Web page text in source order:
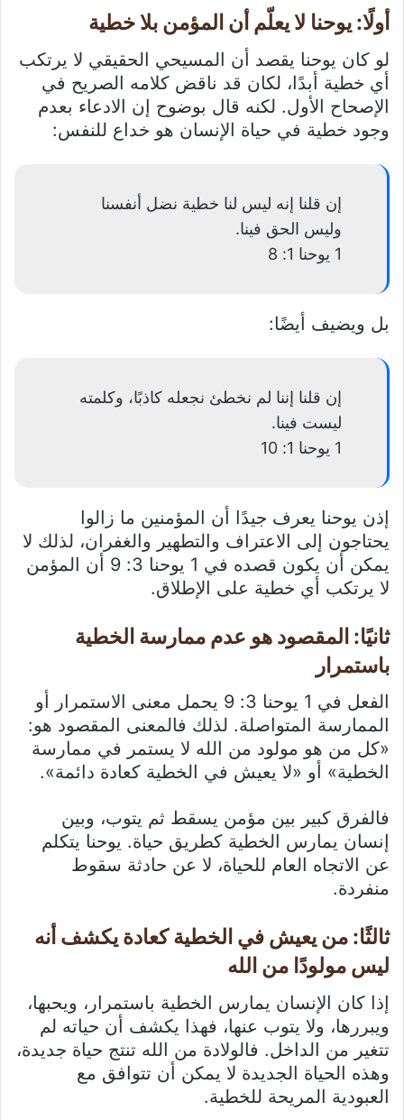
أولًا: يوحنا لا يعلّم أن المؤمن بلا خطية
لو كان يوحنا يقصد أن المسيحي الحقيقي لا يرتكب
أي خطية أبدًا، لكان قد ناقض كلامه الصريح في
الإصحاح الأول. لكنه قال بوضوح إن الادعاء بعدم
وجود خطية في حياة الإنسان هو خداع للنفس:
إن قلنا إنه ليس لنا خطية نضل أنفسنا
وليس الحق فينا.
1 يوحنا 1: 8
بل ويضيف أيضًا:
إن قلنا إننا لم نخطئ نجعله كاذبًا، وكلمته
ليست فينا.
1 يوحنا 1: 10
إذن يوحنا يعرف جيدًا أن المؤمنين ما زالوا
يحتاجون إلى الاعتراف والتطهير والغفران، لذلك لا
يمكن أن يكون قصده في 1 يوحنا 3: 9 أن المؤمن
لا يرتكب أي خطية على الإطلاق.
ثانيًا: المقصود هو عدم ممارسة الخطية
باستمرار
الفعل في 1 يوحنا 3: 9 يحمل معنى الاستمرار أو
الممارسة المتواصلة. لذلك فالمعنى المقصود هو:
«كل من هو مولود من الله لا يستمر في ممارسة
الخطية» أو «لا يعيش في الخطية كعادة دائمة».
فالفرق كبير بين مؤمن يسقط ثم يتوب، وبين
إنسان يمارس الخطية كطريق حياة. يوحنا يتكلم
عن الاتجاه العام للحياة، لا عن حادثة سقوط
منفردة.
ثالثًا: من يعيش في الخطية كعادة يكشف أنه
ليس مولودًا من الله
إذا كان الإنسان يمارس الخطية باستمرار، ويحبها،
ويبررها، ولا يتوب عنها، فهذا يكشف أن حياته لم
تتغير من الداخل. فالولادة من الله تنتج حياة جديدة،
وهذه الحياة الجديدة لا يمكن أن تتوافق مع
العبودية المريحة للخطية.